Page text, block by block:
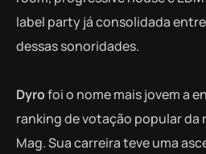
label party já consolidada
dessas sonoridades.
Dyrofoi o nome mais jovem a
ranking de votação popular da
Mag. Sua carreira teve uma